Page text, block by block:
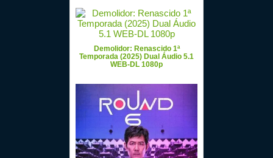
Demolidor: Renascido 1ª
Temporada (2025) Dual Áudio 5.1
WEB-DL 1080p